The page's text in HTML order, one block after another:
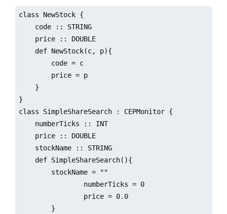
class NewStock {
    code :: STRING
    price :: DOUBLE
    def NewStock(c, p){
        code = c
        price = p
    }
}
class SimpleShareSearch : CEPMonitor {
    numberTicks :: INT
    price :: DOUBLE
    stockName :: STRING
    def SimpleShareSearch(){
        stockName = ""